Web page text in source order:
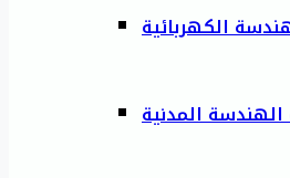
الكهربائية
الهندسة المدنية